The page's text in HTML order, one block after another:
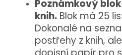
Poznámkový
knih. Blok má 25
Dokonalé na
postřehy z knih,